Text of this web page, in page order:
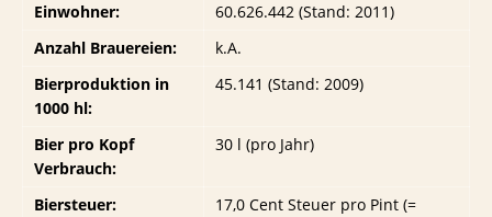
Einwohner:
60.626.442 (Stand: 2011)
Anzahl Brauereien:
k.A.
Bierproduktion in
1000 hl:
45.141 (Stand: 2009)
Bier pro Kopf
Verbrauch:
30 l (pro Jahr)
Biersteuer:
17,0 Cent Steuer pro Pint (=